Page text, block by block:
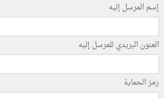
إسم المرسل إليه
العنون البريدي للمرسل إليه
رمز الحماية